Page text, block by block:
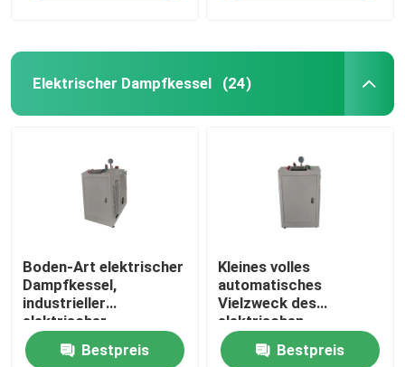
Elektrischer Dampfkessel (24)
Boden-Art elektrischer
Dampfkessel,
industrieller
elektrischer
Dampferzeuger 9kw
automatischBestpreis
Kleines volles
automatisches
Vielzweck des
elektrischen
Dampferzeuger-10kw
Bestpreis